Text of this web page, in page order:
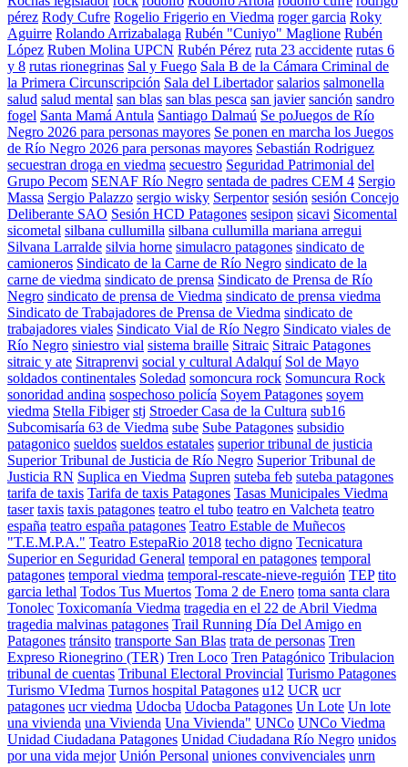
pérez Rody Cufre Rogelio Frigerio en Viedma roger garcia Roky
Aguirre Rolando Arrizabalaga Rubén "Cuniyo" Maglione Rubén
López Ruben Molina UPCN Rubén Pérez ruta 23 accidente rutas 6
y 8 rutas rionegrinas Sal y Fuego Sala B de la Cámara Criminal de
la Primera Circunscripción Sala del Libertador salarios salmonella
salud salud mental san blas san blas pesca san javier sanción sandro
fogel Santa Mamá Antula Santiago Dalmaú Se poJuegos de Río
Negro 2026 para personas mayores Se ponen en marcha los Juegos
de Río Negro 2026 para personas mayores Sebastián Rodriguez
secuestran droga en viedma secuestro Seguridad Patrimonial del
Grupo Pecom SENAF Río Negro sentada de padres CEM 4 Sergio
Massa Sergio Palazzo sergio wisky Serpentor sesión sesión Concejo
Deliberante SAO Sesión HCD Patagones sesipon sicavi Sicomental
sicometal silbana cullumilla silbana cullumilla mariana arregui
Silvana Larralde silvia horne simulacro patagones sindicato de
camioneros Sindicato de la Carne de Río Negro sindicato de la
carne de viedma sindicato de prensa Sindicato de Prensa de Río
Negro sindicato de prensa de Viedma sindicato de prensa viedma
Sindicato de Trabajadores de Prensa de Viedma sindicato de
trabajadores viales Sindicato Vial de Río Negro Sindicato viales de
Río Negro siniestro vial sistema braille Sitraic Sitraic Patagones
sitraic y ate Sitraprenvi social y cultural Adalquí Sol de Mayo
soldados continentales Soledad somoncura rock Somuncura Rock
sonoridad andina sospechoso policía Soyem Patagones soyem
viedma Stella Fibiger stj Stroeder Casa de la Cultura sub16
Subcomisaría 63 de Viedma sube Sube Patagones subsidio
patagonico sueldos sueldos estatales superior tribunal de justicia
Superior Tribunal de Justicia de Río Negro Superior Tribunal de
Justicia RN Suplica en Viedma Supren suteba feb suteba patagones
tarifa de taxis Tarifa de taxis Patagones Tasas Municipales Viedma
taser taxis taxis patagones teatro el tubo teatro en Valcheta teatro
españa teatro españa patagones Teatro Estable de Muñecos
"T.E.M.P.A." Teatro EstepaRio 2018 techo digno Tecnicatura
Superior en Seguridad General temporal en patagones temporal
patagones temporal viedma temporal-rescate-nieve-reguión TEP tito
garcia lethal Todos Tus Muertos Toma 2 de Enero toma santa clara
Tonolec Toxicomanía Viedma tragedia en el 22 de Abril Viedma
tragedia malvinas patagones Trail Running Día Del Amigo en
Patagones tránsito transporte San Blas trata de personas Tren
Expreso Rionegrino (TER) Tren Loco Tren Patagónico Tribulacion
tribunal de cuentas Tribunal Electoral Provincial Turismo Patagones
Turismo VIedma Turnos hospital Patagones u12 UCR ucr
patagones ucr viedma Udocba Udocba Patagones Un Lote Un lote
una vivienda una Vivienda Una Vivienda" UNCo UNCo Viedma
Unidad Ciudadana Patagones Unidad Ciudadana Río Negro unidos
por una vida mejor Unión Personal uniones convivenciales unrn